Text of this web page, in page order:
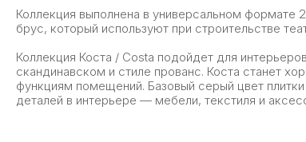
Коллекция выполнена в универсальном формате
брус, который используют при строительстве
Коллекция Коста / Costa подойдет для
скандинавском и стиле прованс. Коста станет
функциям помещений. Базовый серый цвет
деталей в интерьере — мебели, текстиля и